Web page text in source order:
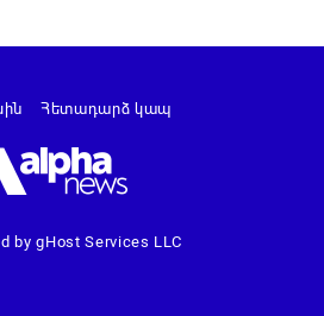
by gHost Services LLC
Հետադարձ կապ